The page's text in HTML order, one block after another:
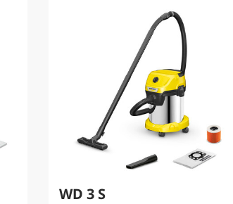
WD 3 S